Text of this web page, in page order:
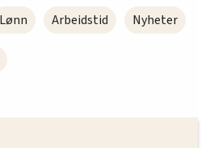
Lønn Arbeidstid Nyheter